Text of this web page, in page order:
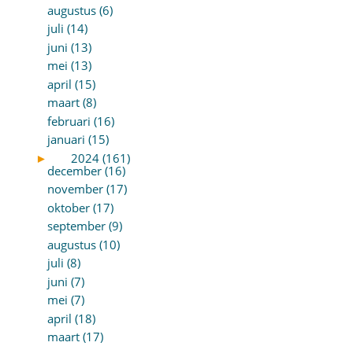
augustus (6)
juli (14)
juni (13)
mei (13)
april (15)
maart (8)
februari (16)
januari (15)
►
2024 (161)
december (16)
november (17)
oktober (17)
september (9)
augustus (10)
juli (8)
juni (7)
mei (7)
april (18)
maart (17)